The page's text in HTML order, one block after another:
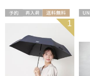
送料無料 1